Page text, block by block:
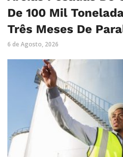
De 100 Mil
Três Meses De
6 de Agosto, 2026